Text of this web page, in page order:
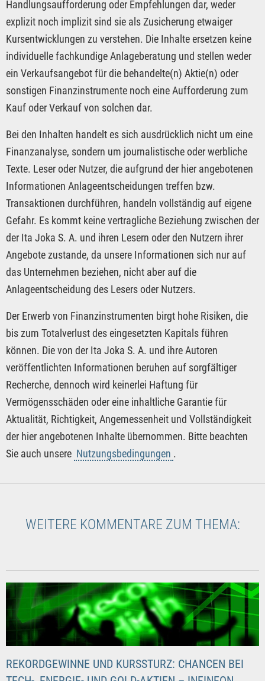
Handlungsaufforderung oder Empfehlungen dar, weder
explizit noch implizit sind sie als Zusicherung etwaiger
Kursentwicklungen zu verstehen. Die Inhalte ersetzen keine
individuelle fachkundige Anlageberatung und stellen weder
ein Verkaufsangebot für die behandelte(n) Aktie(n) oder
sonstigen Finanzinstrumente noch eine Aufforderung zum
Kauf oder Verkauf von solchen dar.
Bei den Inhalten handelt es sich ausdrücklich nicht um eine
Finanzanalyse, sondern um journalistische oder werbliche
Texte. Leser oder Nutzer, die aufgrund der hier angebotenen
Informationen Anlageentscheidungen treffen bzw.
Transaktionen durchführen, handeln vollständig auf eigene
Gefahr. Es kommt keine vertragliche Beziehung zwischen der
der Ita Joka S. A. und ihren Lesern oder den Nutzern ihrer
Angebote zustande, da unsere Informationen sich nur auf
das Unternehmen beziehen, nicht aber auf die
Anlageentscheidung des Lesers oder Nutzers.
Der Erwerb von Finanzinstrumenten birgt hohe Risiken, die
bis zum Totalverlust des eingesetzten Kapitals führen
können. Die von der Ita Joka S. A. und ihre Autoren
veröffentlichten Informationen beruhen auf sorgfältiger
Recherche, dennoch wird keinerlei Haftung für
Vermögensschäden oder eine inhaltliche Garantie für
Aktualität, Richtigkeit, Angemessenheit und Vollständigkeit
der hier angebotenen Inhalte übernommen. Bitte beachten
Sie auch unsere Nutzungsbedingungen .
WEITERE KOMMENTARE ZUM THEMA:
REKORDGEWINNE UND KURSSTURZ: CHANCEN BEI